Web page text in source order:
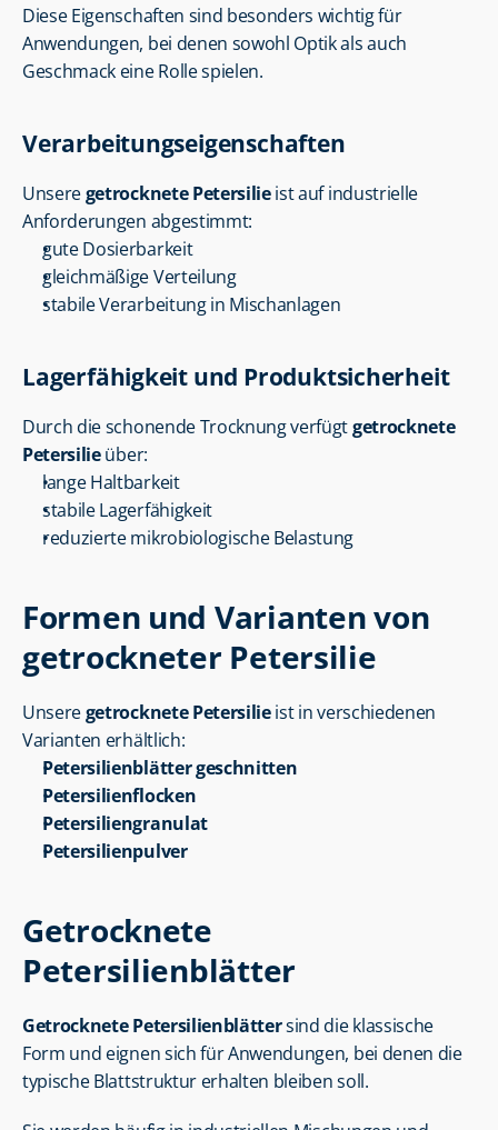
Diese Eigenschaften sind besonders wichtig für
Anwendungen, bei denen sowohl Optik als auch
Geschmack eine Rolle spielen.
Verarbeitungseigenschaften
Unsere getrocknete Petersilie ist auf industrielle
Anforderungen abgestimmt:
gute Dosierbarkeit
gleichmäßige Verteilung
stabile Verarbeitung in Mischanlagen
Lagerfähigkeit und Produktsicherheit
Durch die schonende Trocknung verfügt getrocknete
Petersilie über:
lange Haltbarkeit
stabile Lagerfähigkeit
reduzierte mikrobiologische Belastung
Formen und Varianten von
getrockneter Petersilie
Unsere getrocknete Petersilie ist in verschiedenen
Varianten erhältlich:
Petersilienblätter geschnitten
Petersilienflocken
Petersiliengranulat
Petersilienpulver
Getrocknete
Petersilienblätter
Getrocknete Petersilienblätter sind die klassische
Form und eignen sich für Anwendungen, bei denen die
typische Blattstruktur erhalten bleiben soll.